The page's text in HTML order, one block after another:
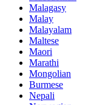
Malagasy
Malay
Malayalam
Maltese
Maori
Marathi
Mongolian
Burmese
Nepali